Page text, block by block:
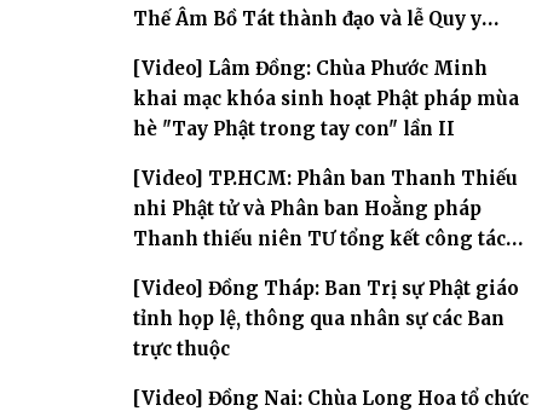
Thế Âm Bồ Tát thành đạo và lễ Quy y
[Video] Lâm Đồng: Chùa Phước Minh
khai mạc khóa sinh hoạt Phật pháp mùa
hè "Tay Phật trong tay con" lần II
[Video] TP.HCM: Phân ban Thanh Thiếu
nhi Phật tử và Phân ban Hoằng pháp
Thanh thiếu niên TƯ tổng kết công tác
[Video] Đồng Tháp: Ban Trị sự Phật giáo
tỉnh họp lệ, thông qua nhân sự các Ban
trực thuộc
[Video] Đồng Nai: Chùa Long Hoa tổ chức